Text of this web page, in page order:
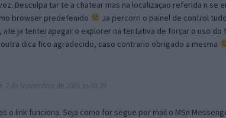
Desculpa tar te a chatear mas na localizaçao referida n se
browser predefenido
Ja percorri o painel de control
ate ja tentei apagar o explorer na tentativa de forçar o uso do
dica fico agradecido, caso contrario obrigado a mesma
o link funciona. Seja como for segue por mail o MSn